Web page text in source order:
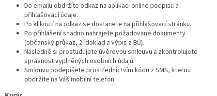
Do emailu obdržíte odkaz na aplikaci online podpisu a
přihlašovací údaje.
Po kliknutí na odkaz se dostanete na přihlašovací stránku.
Po přihlášení snadno nahrajete požadované dokumenty
(občanský průkaz, 2. doklad a výpis z BÚ).
Následně si prostudujete úvěrovou smlouvu a zkontrolujete
správnost vyplněných osobních údajů.
Smlouvu podepíšete prostřednictvím kódu z SMS, kterou
obdržíte na Váš mobilní telefon.